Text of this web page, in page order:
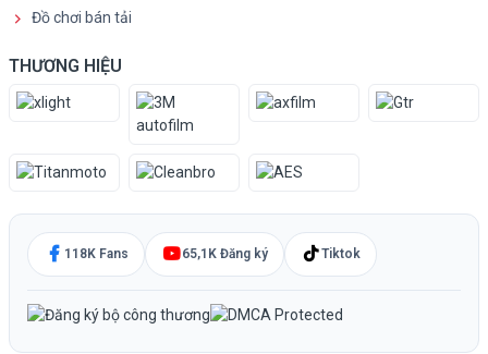
Đồ chơi bán tải
THƯƠNG HIỆU
118K Fans 65,1K Đăng ký Tiktok